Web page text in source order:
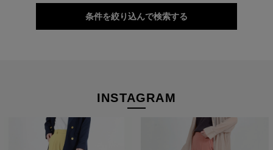
条件を絞り込んで検索する
INSTAGRAM